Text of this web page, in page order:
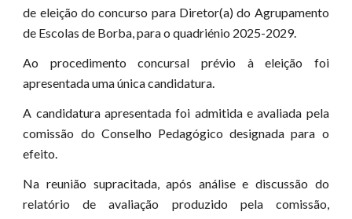
de eleição do concurso para Diretor(a) do Agrupamento
de Escolas de Borba, para o quadriénio 2025-2029.
Ao procedimento concursal prévio à eleição foi
apresentada uma única candidatura.
A candidatura apresentada foi admitida e avaliada pela
comissão do Conselho Pedagógico designada para o
efeito.
Na reunião supracitada, após análise e discussão do
relatório de avaliação produzido pela comissão,